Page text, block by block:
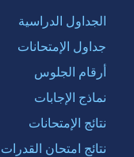
الجداول الدراسية
جداول الإمتحانات
أرقام الجلوس
نماذج الإجابات
نتائج الإمتحانات
نتائج امتحان القدرات